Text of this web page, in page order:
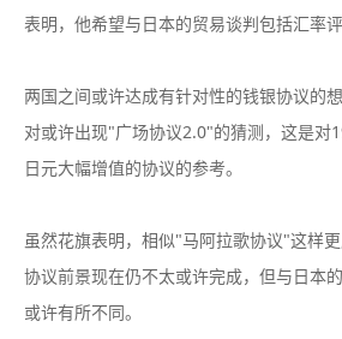
表明，他希望与日本的贸易谈判包括汇率
两国之间或许达成有针对性的钱银协议的
对或许出现"广场协议2.0"的猜测，这是对
日元大幅增值的协议的参考。
虽然花旗表明，相似"马阿拉歌协议"这样
协议前景现在仍不太或许完成，但与日本
或许有所不同。